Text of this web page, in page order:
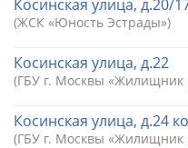
Косинская улица, д.20/
(ЖСК «Юность Эстрады»)
Косинская улица, д.22
(ГБУ г. Москвы «Жилищник
Косинская улица, д.24
(ГБУ г. Москвы «Жилищник